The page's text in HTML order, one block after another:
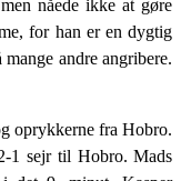
nåede ikke at gøre
for han er en dygtig
andre angribere.
oprykkerne fra Hobro.
1 sejr til Hobro. Mads